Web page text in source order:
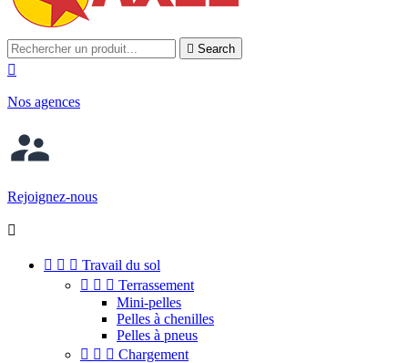
 Search

Nos agences
Rejoignez-nous

   Travail du sol
   Terrassement
Mini-pelles
Pelles à chenilles
Pelles à pneus
   Chargement